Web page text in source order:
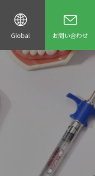
Global お問い合わせ